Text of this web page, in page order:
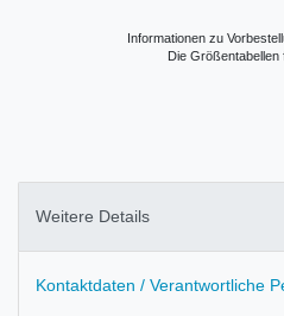
Informationen zu
Die Größentabellen
Weitere Details
Kontaktdaten / Verantwortliche